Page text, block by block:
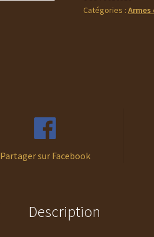
ICatégories : Armes
Partager sur Facebook
Description